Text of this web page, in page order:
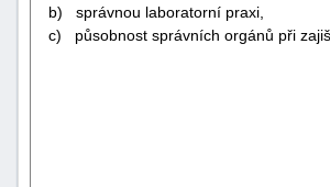
b) správnou laboratorní praxi,
c) působnost správních orgánů při